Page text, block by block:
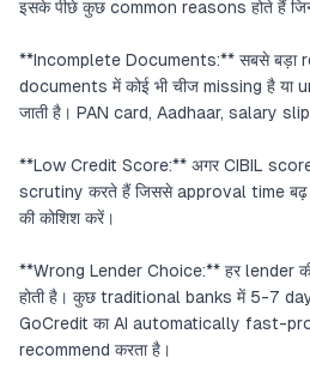
इसके पीछे कुछ common reasons होते हैं
**Incomplete Documents:** सबसे
documents में कोई भी चीज missing है
जाती है। PAN card, Aadhaar, salary
**Low Credit Score:** अगर CIBIL score
scrutiny करते हैं जिससे approval time
की कोशिश करें।
**Wrong Lender Choice:** हर lender
होती है। कुछ traditional banks में 5-7
GoCredit का AI automatically fast-
recommend करता है।